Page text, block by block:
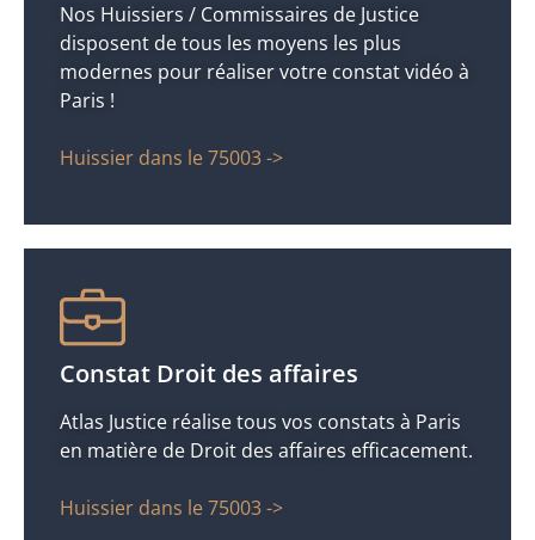
Nos Huissiers / Commissaires de Justice
disposent de tous les moyens les plus
modernes pour réaliser votre constat vidéo à
Paris !
Huissier dans le 75003 ->
Constat Droit des affaires
Atlas Justice réalise tous vos constats à Paris
en matière de Droit des affaires efficacement.
Huissier dans le 75003 ->